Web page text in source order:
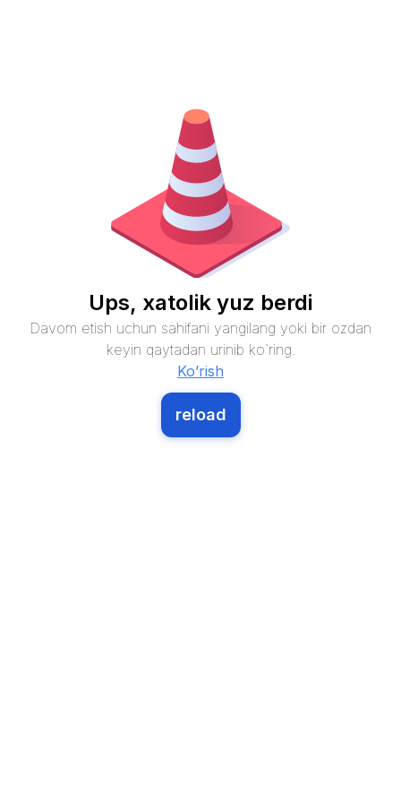
Ups, xatolik yuz berdi
Davom etish uchun sahifani yangilang yoki bir ozdan
keyin qaytadan urinib ko`ring.
Ko’rish
reload